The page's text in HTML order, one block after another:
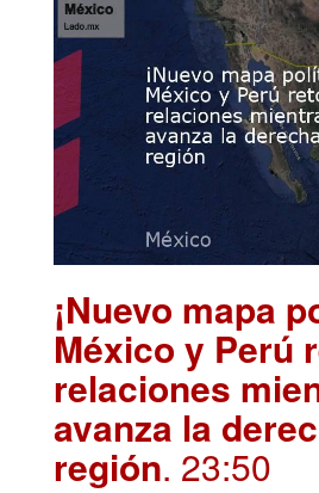
¡Nuevo mapa
México y Perú
relaciones
avanza la
región. 23:50